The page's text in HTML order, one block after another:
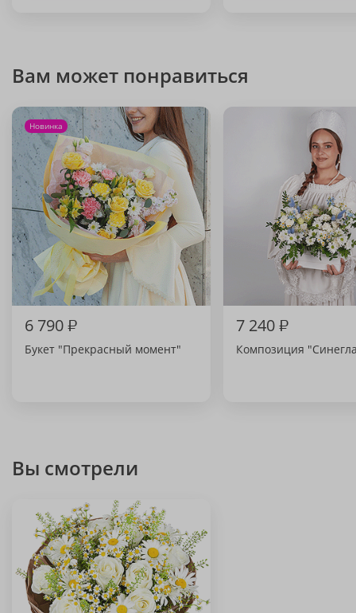
Вам может понравиться
Новинка
6 790₽
Букет "Прекрасный момент"
7 240₽
Композиция
Вы смотрели